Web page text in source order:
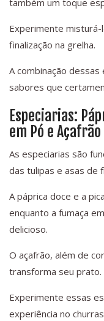
também um toque
Experimente misturá-
finalização na grelha.
A combinação
sabores que
Especiarias:
em Pó e Açafrão
As especiarias são
das tulipas e asas de
A páprica doce e a
enquanto a fumaça
delicioso.
O açafrão, além de
transforma seu prato.
Experimente essas
experiência no